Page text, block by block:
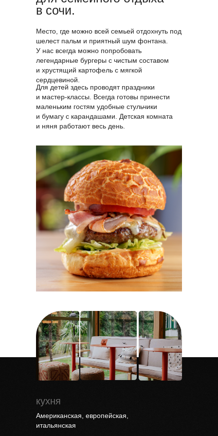
в сочи.
Место, где можно всей семьей отдохнуть под
шелест пальм и приятный шум фонтана.
У нас всегда можно попробовать
легендарные бургеры с чистым составом
и хрустящий картофель с мягкой
сердцевиной.
Для детей здесь проводят праздники
и мастер-классы. Всегда готовы принести
маленьким гостям удобные стульчики
и бумагу с карандашами. Детская комната
и няня работают весь день.
кухня
Американская, европейская,
итальянская